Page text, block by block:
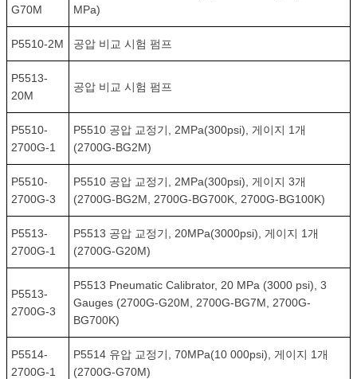
G70M
MPa)
P5510-2M 공압 비교 시험 펌프
P5513-
20M
공압 비교 시험 펌프
P5510-
2700G-1
P5510 공압 교정기, 2MPa(300psi), 게이지 1개
(2700G-BG2M)
P5510-
2700G-3
P5510 공압 교정기, 2MPa(300psi), 게이지 3개
(2700G-BG2M, 2700G-BG700K, 2700G-BG100K)
P5513-
2700G-1
P5513 공압 교정기, 20MPa(3000psi), 게이지 1개
(2700G-G20M)
P5513-
2700G-3
P5513 Pneumatic Calibrator, 20 MPa (3000 psi), 3
Gauges (2700G-G20M, 2700G-BG7M, 2700G-
BG700K)
P5514-
2700G-1
P5514 유압 교정기, 70MPa(10 000psi), 게이지 1개
(2700G-G70M)